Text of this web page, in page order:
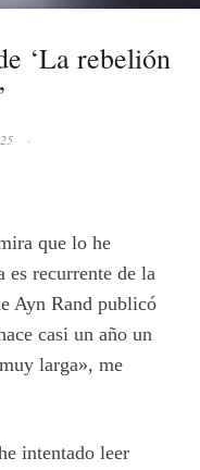
‘La rebelión
·
que lo he
es recurrente de la
Ayn Rand publicó
casi un año un
larga», me
intentado leer